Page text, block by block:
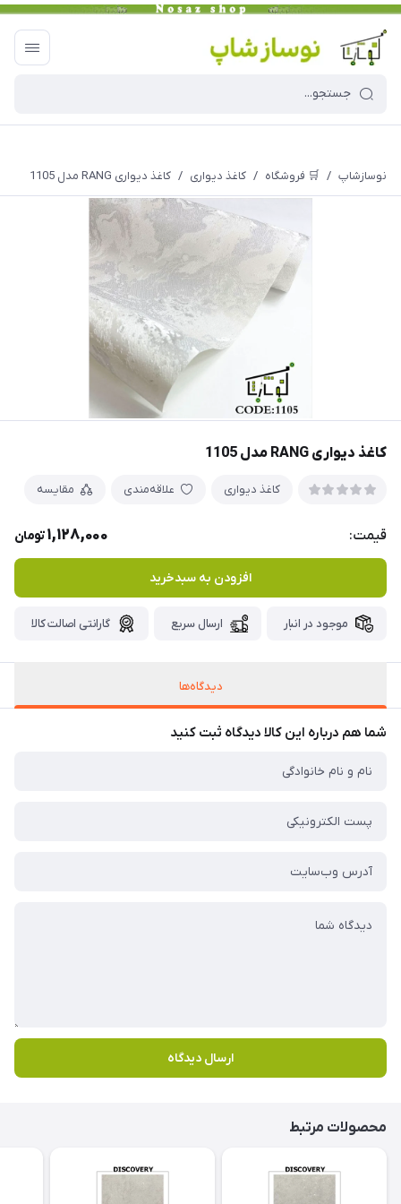
نوسازشاپ / 🛒 فروشگاه / کاغذ دیواری / کاغذ دیواری RANG مدل 1105
کاغذ دیواری RANG مدل 1105
کاغذ دیواری علاقه‌مندی مقایسه
قیمت: 1,128,000تومان
افزودن به سبدخرید
موجود در انبار ارسال سریع گارانتی اصالت کالا
دیدگاه‌ها
شما هم درباره این کالا دیدگاه ثبت کنید
ارسال دیدگاه
محصولات مرتبط